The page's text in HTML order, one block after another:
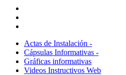
Actas de Instalación -
Cápsulas Informativas -
Gráficas informativas
Videos Instructivos Web